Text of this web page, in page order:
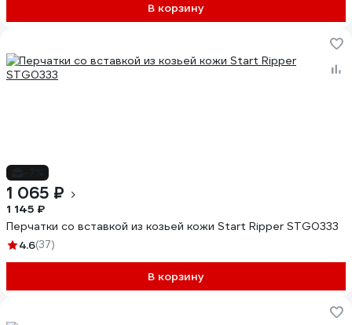
В корзину
1 065 ₽
1 145 ₽
Перчатки со вставкой из козьей кожи Start Ripper STG0333
4.6(37)
В корзину